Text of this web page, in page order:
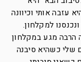
עזבה אותי וכיוונה
למקלחון.
הרבה מגע במקלחון
שלי כשהיא סיבנה